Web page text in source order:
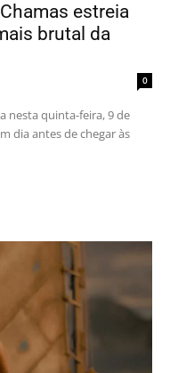
estreia
brutal da
0
nesta quinta-feira, 9 de
dia antes de chegar às